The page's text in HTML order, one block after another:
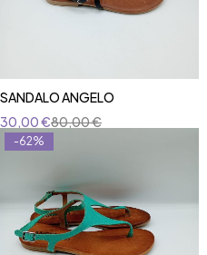
SANDALO ANGELO
80,00€
30,00€
-62%